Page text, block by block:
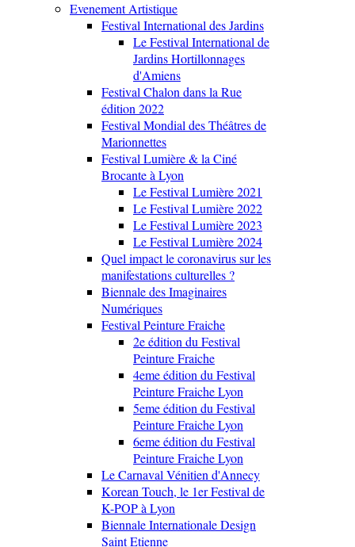
Evenement Artistique
Festival International des Jardins
Le Festival International de
Jardins Hortillonnages
d'Amiens
Festival Chalon dans la Rue
édition 2022
Festival Mondial des Théâtres de
Marionnettes
Festival Lumière & la Ciné
Brocante à Lyon
Le Festival Lumière 2021
Le Festival Lumière 2022
Le Festival Lumière 2023
Le Festival Lumière 2024
Quel impact le coronavirus sur les
manifestations culturelles ?
Biennale des Imaginaires
Numériques
Festival Peinture Fraiche
2e édition du Festival
Peinture Fraiche
4eme édition du Festival
Peinture Fraiche Lyon
5eme édition du Festival
Peinture Fraiche Lyon
6eme édition du Festival
Peinture Fraiche Lyon
Le Carnaval Vénitien d'Annecy
Korean Touch, le 1er Festival de
K-POP à Lyon
Biennale Internationale Design
Saint Etienne